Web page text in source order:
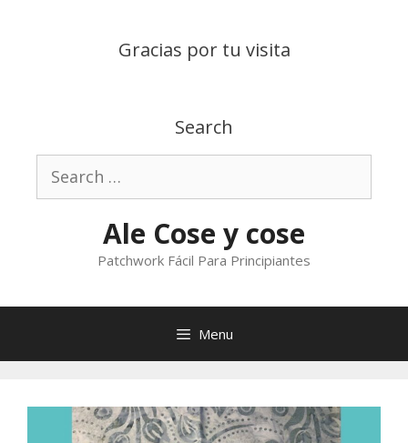
Gracias por tu visita
Search
Search
for:
Ale Cose y cose
Patchwork Fácil Para Principiantes
Menu